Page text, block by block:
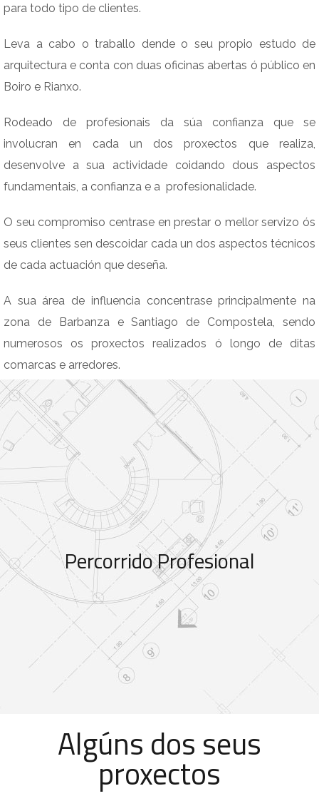
para todo tipo de clientes.
Leva a cabo o traballo dende o seu propio estudo de
arquitectura e conta con duas oficinas abertas ó público en
Boiro e Rianxo.
Rodeado de profesionais da súa confianza que se
involucran en cada un dos proxectos que realiza,
desenvolve a sua actividade coidando dous aspectos
fundamentais, a confianza e a profesionalidade.
O seu compromiso centrase en prestar o mellor servizo ós
seus clientes sen descoidar cada un dos aspectos técnicos
de cada actuación que deseña.
A sua área de influencia concentrase principalmente na
zona de Barbanza e Santiago de Compostela, sendo
numerosos os proxectos realizados ó longo de ditas
comarcas e arredores.
Percorrido Profesional
Algúns dos seus
proxectos